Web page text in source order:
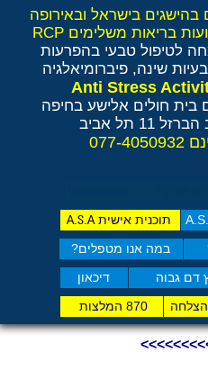
תוכנית אישיתA.S.A
דם גבוה דיכאון
במה אנו מטפלים?
הצלחה 870 המלצות
לטיפול טבעי בהפרעות
שינה, פיברומיאלגיה
חולים אלישע בחיפה
11 תל אביב